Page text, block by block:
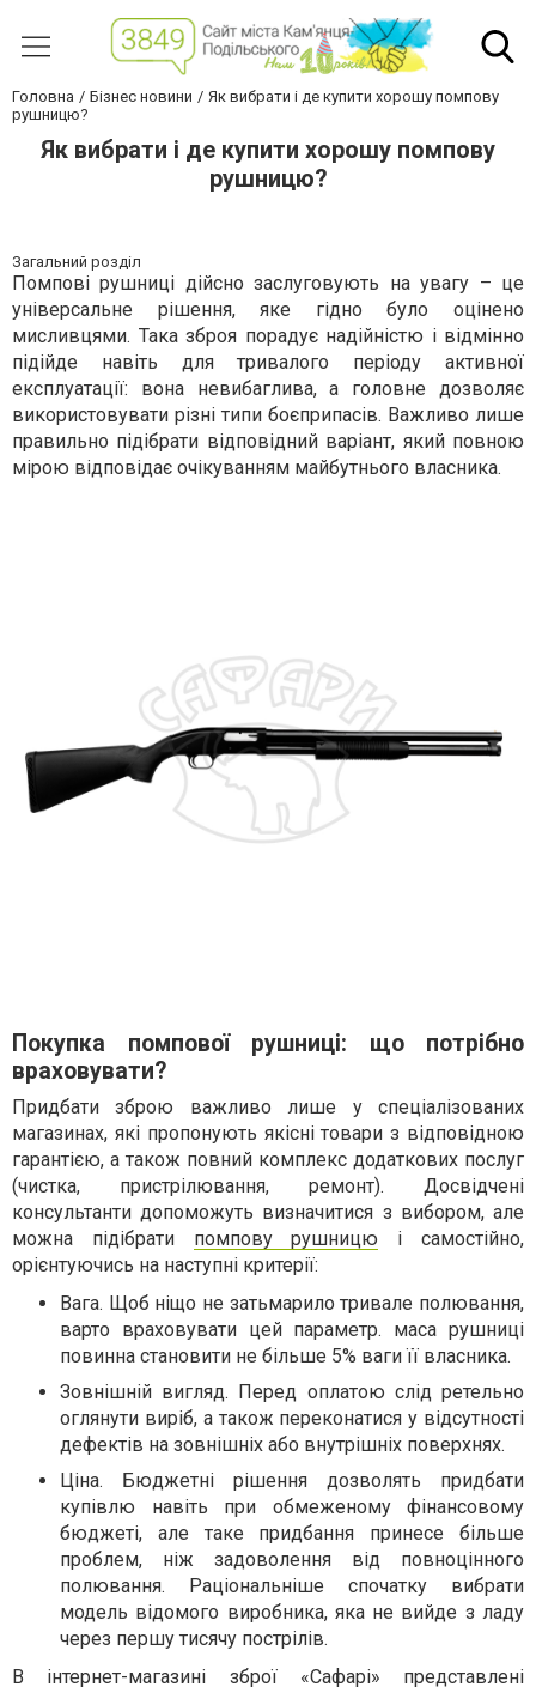
Головна Бізнес новини
Як вибрати і де купити хорошу помпову
рушницю?
Як вибрати і де купити хорошу помпову
рушницю?
Загальний розділ
Помпові рушниці дійсно заслуговують на увагу – це
універсальне рішення, яке гідно було оцінено
мисливцями. Така зброя порадує надійністю і відмінно
підійде навіть для тривалого періоду активної
експлуатації: вона невибаглива, а головне дозволяє
використовувати різні типи боєприпасів. Важливо лише
правильно підібрати відповідний варіант, який повною
мірою відповідає очікуванням майбутнього власника.
Покупка помпової рушниці: що потрібно
враховувати?
Придбати зброю важливо лише у спеціалізованих
магазинах, які пропонують якісні товари з відповідною
гарантією, а також повний комплекс додаткових послуг
(чистка, пристрілювання, ремонт). Досвідчені
консультанти допоможуть визначитися з вибором, але
можна підібрати помпову рушницю і самостійно,
орієнтуючись на наступні критерії:
Вага. Щоб ніщо не затьмарило тривале полювання,
варто враховувати цей параметр. маса рушниці
повинна становити не більше 5% ваги її власника.
Зовнішній вигляд. Перед оплатою слід ретельно
оглянути виріб, а також переконатися у відсутності
дефектів на зовнішніх або внутрішніх поверхнях.
Ціна. Бюджетні рішення дозволять придбати
купівлю навіть при обмеженому фінансовому
бюджеті, але таке придбання принесе більше
проблем, ніж задоволення від повноцінного
полювання. Раціональніше спочатку вибрати
модель відомого виробника, яка не вийде з ладу
через першу тисячу пострілів.
В інтернет-магазині зброї «Сафарі» представлені